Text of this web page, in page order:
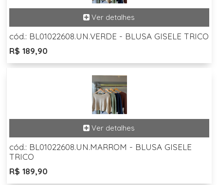
cód.: BL01022608.UN.VERDE - BLUSA GISELE TRICO
R$ 189,90
cód.: BL01022608.UN.MARROM - BLUSA GISELE
TRICO
R$ 189,90